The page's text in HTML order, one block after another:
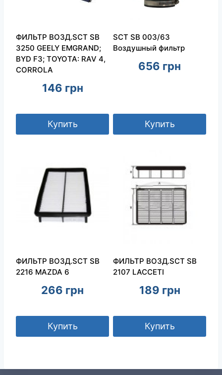
ФИЛЬТР ВОЗД.SCT SB
3250 GEELY EMGRAND;
BYD F3; TOYOTA: RAV 4,
CORROLA
146 грн
Купить
SCT SB 003/63
Воздушный фильтр
656 грн
Купить
ФИЛЬТР ВОЗД.SCT SB
2216 MAZDA 6
266 грн
Купить
ФИЛЬТР ВОЗД.SCT SB
2107 LACСETI
189 грн
Купить